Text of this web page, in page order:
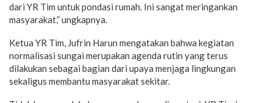
dari YR Tim untuk pondasi rumah. Ini sangat meringankan
masyarakat,” ungkapnya.
Ketua YR Tim, Jufrin Harun mengatakan bahwa kegiatan
normalisasi sungai merupakan agenda rutin yang terus
dilakukan sebagai bagian dari upaya menjaga lingkungan
sekaligus membantu masyarakat sekitar.